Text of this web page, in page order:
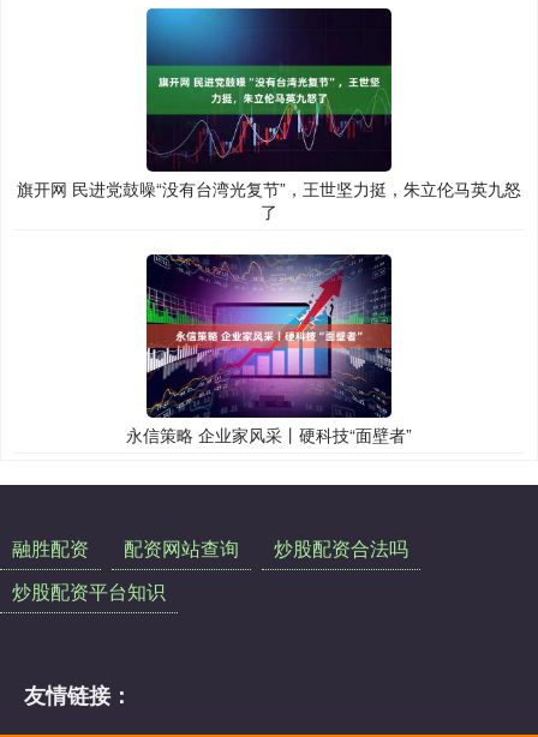
旗开网 民进党鼓噪“没有台湾光复节”，王世坚力挺，朱立伦马英九怒
了
永信策略 企业家风采丨硬科技“面壁者”
融胜配资 配资网站查询
炒股配资合法吗
炒股配资平台知识
友情链接：